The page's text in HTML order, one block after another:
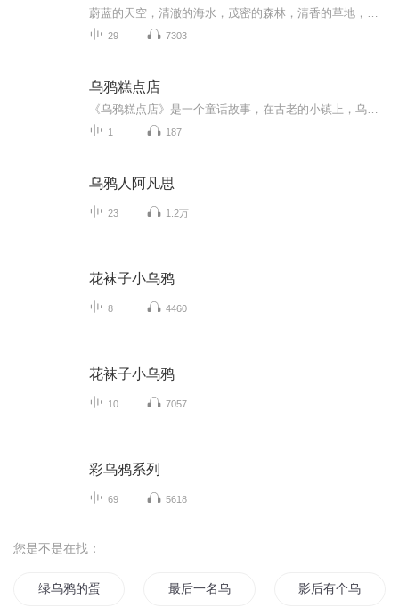
29 7303
乌鸦糕点店
1 187
乌鸦人阿凡思
23 1.2万
花袜子小乌鸦
8 4460
花袜子小乌鸦
10 7057
彩乌鸦系列
69 5618
您是不是在找：
绿乌鸦的蛋 最后一名乌鸦人 影后有个乌鸦嘴